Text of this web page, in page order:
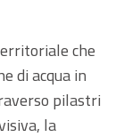
che
di acqua in
pilastri
la